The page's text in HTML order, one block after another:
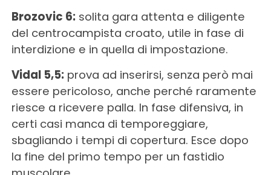
Brozovic 6:solita gara attenta e diligente
del centrocampista croato, utile in fase di
interdizione e in quella di impostazione.
Vidal 5,5:prova ad inserirsi, senza però mai
essere pericoloso, anche perché raramente
riesce a ricevere palla. In fase difensiva, in
certi casi manca di temporeggiare,
sbagliando i tempi di copertura. Esce dopo
la fine del primo tempo per un fastidio